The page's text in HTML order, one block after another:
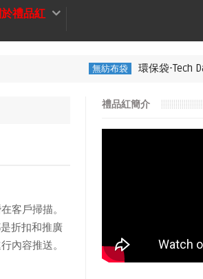
於禮品紅
環保袋-Tech Data 四色可擦筆
客戶掃描。
折扣和推廣
內容推送。
禮品紅簡介